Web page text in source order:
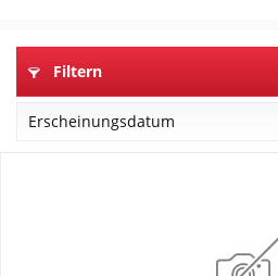
Filtern